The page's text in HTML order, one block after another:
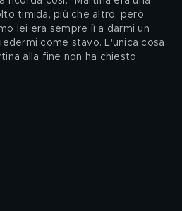
timida, più che altro, però
lei era sempre lì a darmi un
come stavo. L'unica cosa
alla fine non ha chiesto